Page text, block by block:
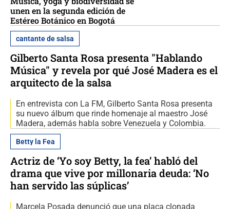
unen en la segunda edición de
Estéreo Botánico en Bogotá
cantante de salsa
Gilberto Santa Rosa presenta "Hablando
Música" y revela por qué José Madera es el
arquitecto de la salsa
En entrevista con La FM, Gilberto Santa Rosa presenta
su nuevo álbum que rinde homenaje al maestro José
Madera, además habla sobre Venezuela y Colombia.
Betty la Fea
Actriz de ‘Yo soy Betty, la fea’ habló del
drama que vive por millonaria deuda: ‘No
han servido las súplicas’
Marcela Posada denunció que una placa clonada